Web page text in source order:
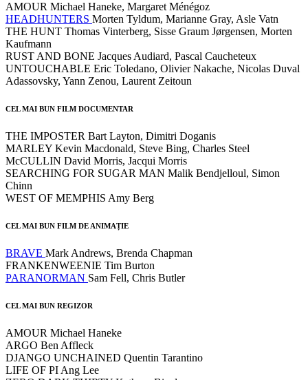
AMOUR Michael Haneke, Margaret Ménégoz
HEADHUNTERS Morten Tyldum, Marianne Gray, Asle Vatn
THE HUNT Thomas Vinterberg, Sisse Graum Jørgensen, Morten
Kaufmann
RUST AND BONE Jacques Audiard, Pascal Caucheteux
UNTOUCHABLE Eric Toledano, Olivier Nakache, Nicolas Duval
Adassovsky, Yann Zenou, Laurent Zeitoun
CEL MAI BUN FILM DOCUMENTAR
THE IMPOSTER Bart Layton, Dimitri Doganis
MARLEY Kevin Macdonald, Steve Bing, Charles Steel
McCULLIN David Morris, Jacqui Morris
SEARCHING FOR SUGAR MAN Malik Bendjelloul, Simon
Chinn
WEST OF MEMPHIS Amy Berg
CEL MAI BUN FILM DE ANIMAȚIE
BRAVE Mark Andrews, Brenda Chapman
FRANKENWEENIE Tim Burton
PARANORMAN Sam Fell, Chris Butler
CEL MAI BUN REGIZOR
AMOUR Michael Haneke
ARGO Ben Affleck
DJANGO UNCHAINED Quentin Tarantino
LIFE OF PI Ang Lee